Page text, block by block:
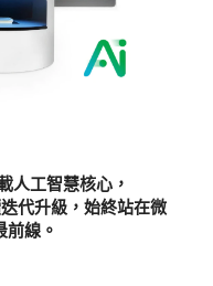
人工智慧核心，
代升級，始終站在微
線。